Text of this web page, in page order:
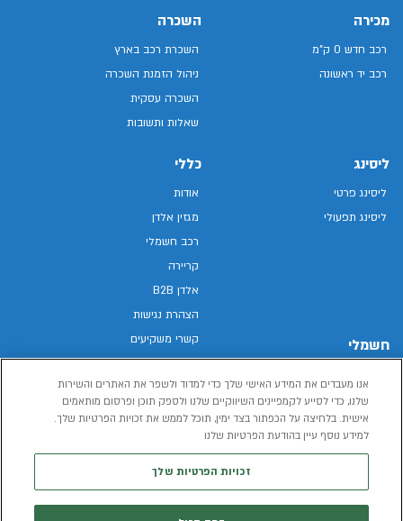
מכירה
רכב חדש 0 ק"מ
רכב יד ראשונה
השכרה
השכרת רכב בארץ
ניהול הזמנת השכרה
השכרה עסקית
שאלות ותשובות
ליסינג
ליסינג פרטי
ליסינג תפעולי
חשמלי
רכב חשמלי
הכל על רכב חשמלי
כללי
אודות
מגזין אלדן
רכב חשמלי
קריירה
אלדן B2B
הצהרת נגישות
קשרי משקיעים
מפת האתר
מדיניות פרטיות
תנאי שימוש
אנו מעבדים את המידע האישי שלך כדי למדוד ולשפר את האתרים והשירות
שלנו, כדי לסייע לקמפיינים השיווקיים שלנו ולספק תוכן ופרסום מותאמים
אישית. בלחיצה על הכפתור בצד ימין, תוכל לממש את זכויות הפרטיות שלך.
למידע נוסף עיין בהודעת הפרטיות שלנו
זכויות הפרטיות שלך